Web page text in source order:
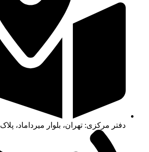
دفتر مرکزی: تهران، بلوار میرداماد، پلاک 349، طبقه 4